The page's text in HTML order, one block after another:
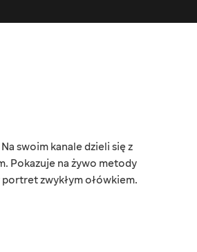
swoim kanale dzieli się z
Pokazuje na żywo metody
zwykłym ołówkiem.